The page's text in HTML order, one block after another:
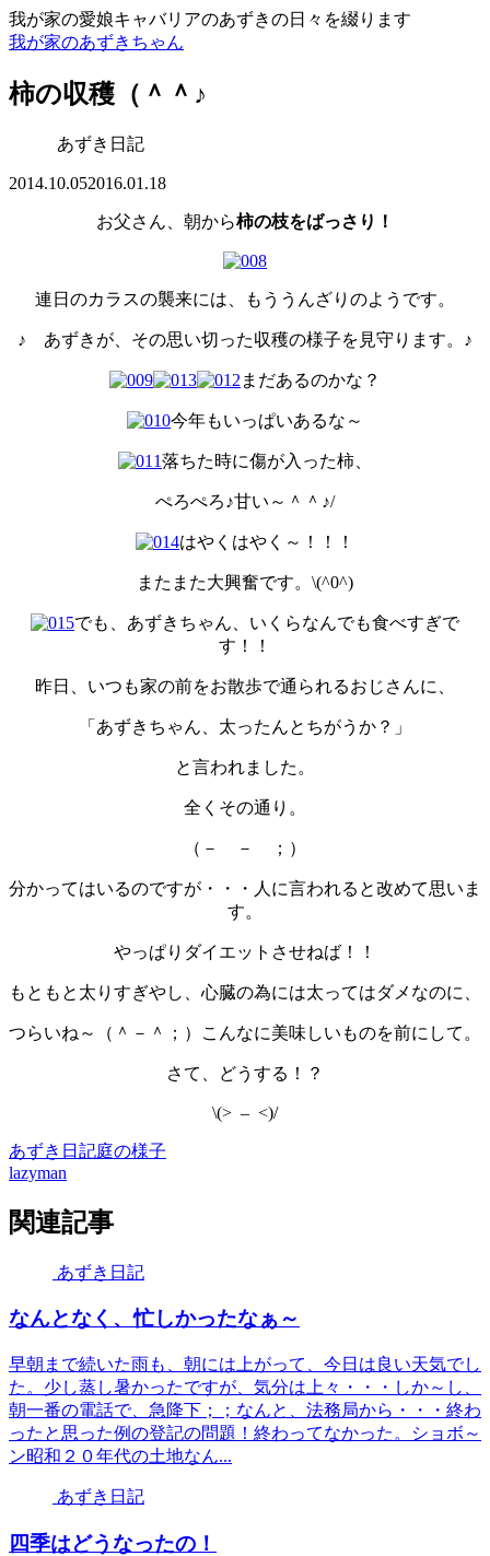
我が家の愛娘キャバリアのあずきの日々を綴ります
我が家のあずきちゃん
柿の収穫（＾＾♪
あずき日記
2014.10.052016.01.18
お父さん、朝から柿の枝をばっさり！
連日のカラスの襲来には、もううんざりのようです。
♪ あずきが、その思い切った収穫の様子を見守ります。♪
まだあるのかな？
今年もいっぱいあるな～
落ちた時に傷が入った柿、
ぺろぺろ♪甘い～＾＾♪/
はやくはやく～！！！
またまた大興奮です。\(^0^)
でも、あずきちゃん、いくらなんでも食べすぎで
す！！
昨日、いつも家の前をお散歩で通られるおじさんに、
「あずきちゃん、太ったんとちがうか？」
と言われました。
全くその通り。
（－ － ；）
分かってはいるのですが・・・人に言われると改めて思いま
す。
やっぱりダイエットさせねば！！
もともと太りすぎやし、心臓の為には太ってはダメなのに、
つらいね～（＾－＾；）こんなに美味しいものを前にして。
さて、どうする！？
\(> – <)/
あずき日記庭の様子
lazyman
関連記事
あずき日記
なんとなく、忙しかったなぁ～
早朝まで続いた雨も、朝には上がって、今日は良い天気でし
た。少し蒸し暑かったですが、気分は上々・・・しか～し、
朝一番の電話で、急降下；；なんと、法務局から・・・終わ
ったと思った例の登記の問題！終わってなかった。ショボ～
ン昭和２０年代の土地なん...
あずき日記
四季はどうなったの！